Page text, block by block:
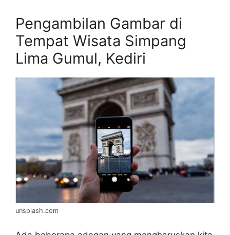
Pengambilan Gambar di
Tempat Wisata Simpang
Lima Gumul, Kediri
unsplash.com